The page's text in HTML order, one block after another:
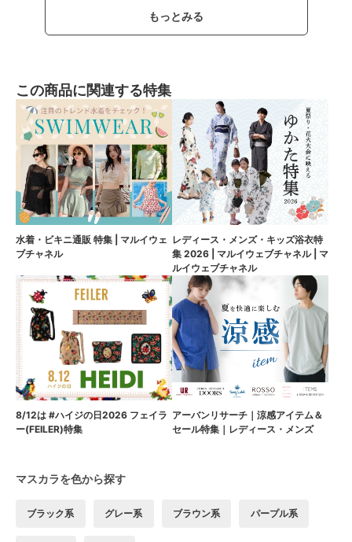
もっとみる
この商品に関連する特集
水着・ビキニ通販 特集 | マルイウェ
ブチャネル
レディース・メンズ・キッズ浴衣特
集 2026 | マルイウェブチャネル | マ
ルイウェブチャネル
8/12は #ハイジの日2026 フェイラ
ー(FEILER)特集
アーバンリサーチ｜涼感アイテム＆
セール特集｜レディース・メンズ
マスカラを色から探す
ブラック系 グレー系 ブラウン系 パープル系